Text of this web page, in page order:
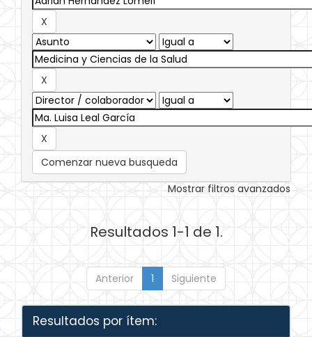
Comenzar nueva busqueda
Mostrar filtros avanzados
Resultados 1-1 de 1.
Anterior 1 Siguiente
Resultados por ítem: